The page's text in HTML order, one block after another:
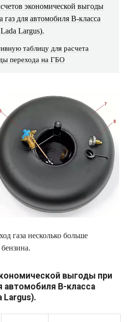
экономической выгоды
газ для автомобиля B-класса
Largus).
таблицу для расчета
перехода на ГБО
газа несколько больше
выгоды при
автомобиля B-класса
Largus).